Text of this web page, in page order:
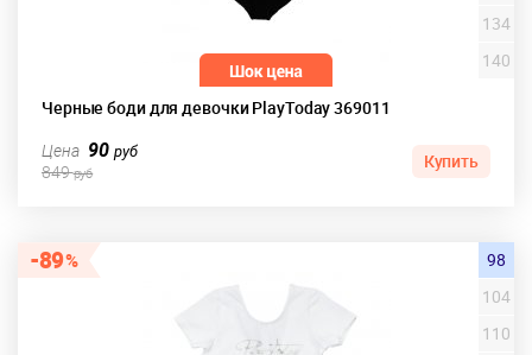
Черные боди для девочки PlayToday 369011
134
140
Цена 90руб
849руб
Купить
89
98
104
110